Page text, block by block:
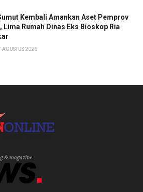
Kembali Amankan Aset Pemprov
Lima Rumah Dinas Eks Bioskop Ria
AGUSTUS 2026